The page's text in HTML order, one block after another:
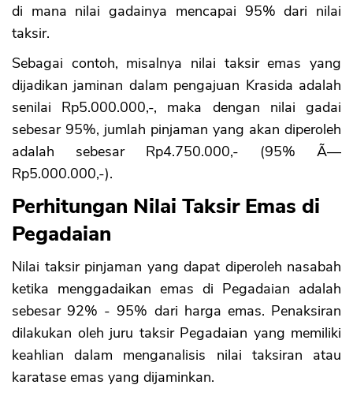
di mana nilai gadainya mencapai 95% dari nilai
taksir.
Sebagai contoh, misalnya nilai taksir emas yang
dijadikan jaminan dalam pengajuan Krasida adalah
senilai Rp5.000.000,-, maka dengan nilai gadai
sebesar 95%, jumlah pinjaman yang akan diperoleh
adalah sebesar Rp4.750.000,- (95% Ã—
Rp5.000.000,-).
Perhitungan Nilai Taksir Emas di
Pegadaian
Nilai taksir pinjaman yang dapat diperoleh nasabah
ketika menggadaikan emas di Pegadaian adalah
sebesar 92% - 95% dari harga emas. Penaksiran
dilakukan oleh juru taksir Pegadaian yang memiliki
keahlian dalam menganalisis nilai taksiran atau
karatase emas yang dijaminkan.